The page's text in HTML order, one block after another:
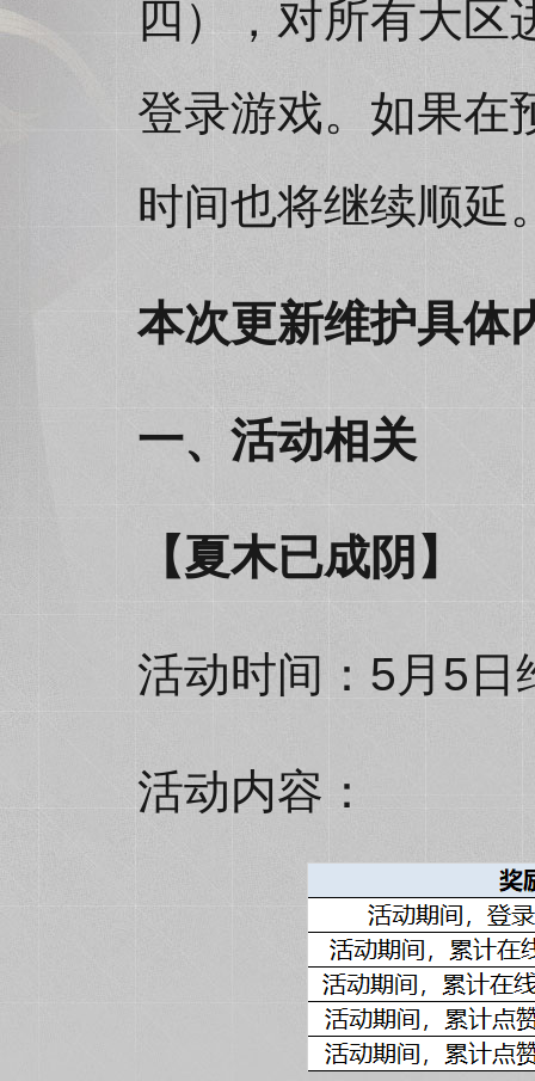
四），对所有大区
登录游戏。如果在
时间也将继续顺延
本次更新维护具体
一、活动相关
【夏木已成阴】
活动时间：5月5日
活动内容：